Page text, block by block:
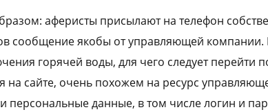
аферисты присылают на телефон
сообщение якобы от управляющей
горячей воды, для чего следует перейти
на сайте, очень похожем на ресурс
персональные данные, в том числе логин и